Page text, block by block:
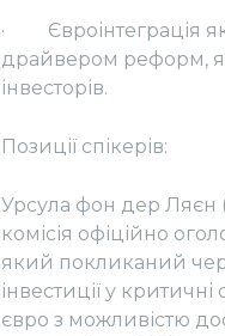
· Євроінтеграція
драйвером реформ,
інвесторів.
Позиції спікерів:
Урсула фон дер Ляєн
комісія офіційно
який покликаний
інвестиції у
євро з можливістю